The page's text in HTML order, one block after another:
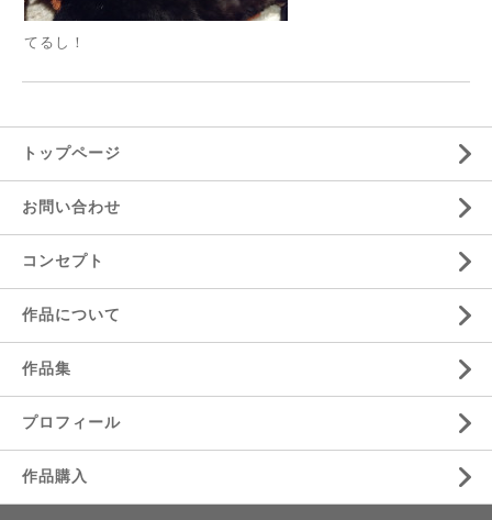
てるし！
トップページ
お問い合わせ
コンセプト
作品について
作品集
プロフィール
作品購入